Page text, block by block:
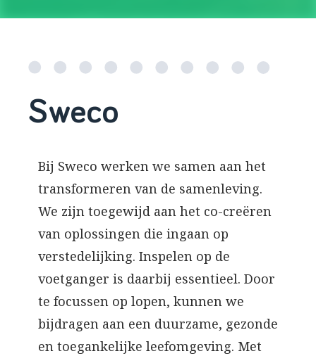
Sweco
Bij Sweco werken we samen aan het
transformeren van de samenleving.
We zijn toegewijd aan het co-creëren
van oplossingen die ingaan op
verstedelijking. Inspelen op de
voetganger is daarbij essentieel. Door
te focussen op lopen, kunnen we
bijdragen aan een duurzame, gezonde
en toegankelijke leefomgeving. Met